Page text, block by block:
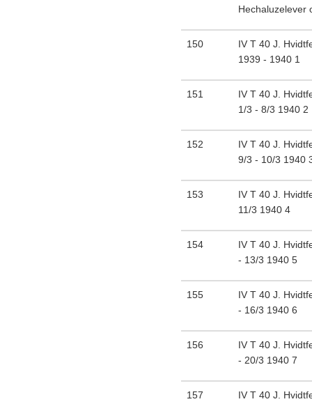
Hechaluzelever
150
IV T 40 J.
1939 - 1940 1
151
IV T 40 J.
1/3 - 8/3 1940 2
152
IV T 40 J.
9/3 - 10/3 1940
153
IV T 40 J.
11/3 1940 4
154
IV T 40 J.
- 13/3 1940 5
155
IV T 40 J.
- 16/3 1940 6
156
IV T 40 J.
- 20/3 1940 7
157
IV T 40 J.